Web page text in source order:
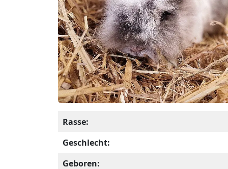
Rasse:
Geschlecht:
Geboren: